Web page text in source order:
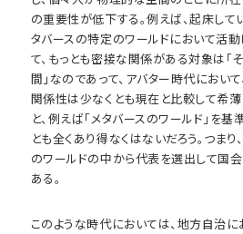
の重要性が低下する。例えば、起床し
タバースの特定のワールドにおいて活動
て、もっとも密接な関係がある対象は「
間」なのであって、アバター時代におい
関係性は少なくとも現在と比較して希薄
と、例えば「メタバースのワールド」を
とも全くあり得なくはないだろう。つま
のワールドの中から代表を選出して国会
ある。
このような時代においては、地方自治